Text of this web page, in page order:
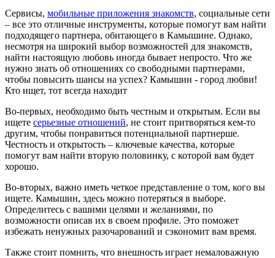
Сервисы, мобильные приложения знакомств, социальные сети
– все это отличные инструменты, которые помогут вам найти
подходящего партнера, обитающего в Камышине. Однако,
несмотря на широкий выбор возможностей для знакомств,
найти настоящую любовь иногда бывает непросто. Что же
нужно знать об отношениях со свободными партнерами,
чтобы повысить шансы на успех? Камышин - город любви!
Кто ищет, тот всегда находит
Во-первых, необходимо быть честным и открытым. Если вы
ищете серьезные отношений, не стоит притворяться кем-то
другим, чтобы понравиться потенциальной партнерше.
Честность и открытость – ключевые качества, которые
помогут вам найти вторую половинку, с которой вам будет
хорошо.
Во-вторых, важно иметь четкое представление о том, кого вы
ищете. Камышин, здесь можно потеряться в выборе.
Определитесь с вашими целями и желаниями, по
возможности описав их в своем профиле. Это поможет
избежать ненужных разочарований и сэкономит вам время.
Также стоит помнить, что внешность играет немаловажную